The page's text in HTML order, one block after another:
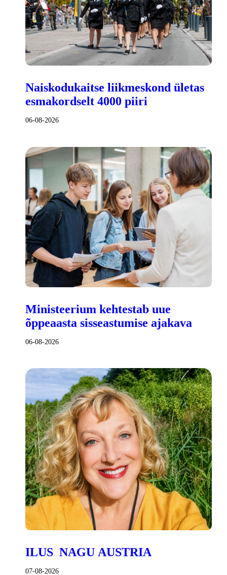
Naiskodukaitse liikmeskond ületas
esmakordselt 4000 piiri
06-08-2026
Ministeerium kehtestab uue
õppeaasta sisseastumise ajakava
06-08-2026
ILUS NAGU AUSTRIA
07-08-2026